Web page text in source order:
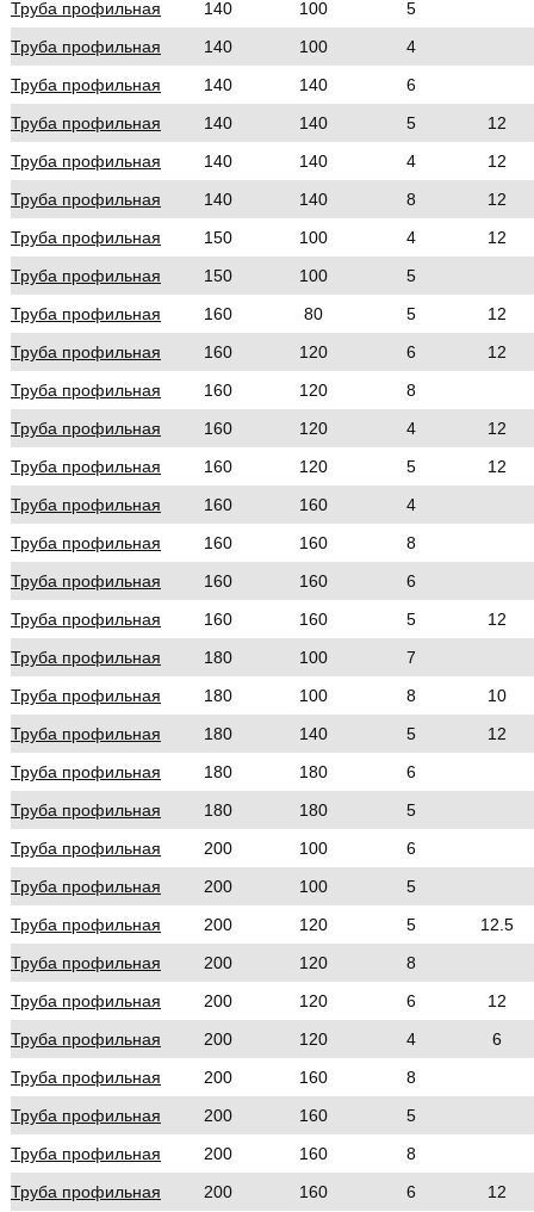
Труба профильная 140 100
5
Труба профильная
140 100
4
Труба профильная
140 140
6
Труба профильная
140 140 5
12
Труба профильная
140 140 4
12
Труба профильная
140 140 8
12
Труба профильная
150 100 4
12
Труба профильная
150 100
5
Труба профильная
160 80 5
12
Труба профильная
160 120 6
12
Труба профильная
160 120
8
Труба профильная
160 120 4
12
Труба профильная
160 120 5
12
Труба профильная
160 160
4
Труба профильная
160 160
8
Труба профильная
160 160
6
Труба профильная
160 160 5
12
Труба профильная
180 100
7
Труба профильная
180 100 8
10
Труба профильная
180 140 5
12
Труба профильная
180 180
6
Труба профильная
180 180
5
Труба профильная
200 100
6
Труба профильная
200 100
5
Труба профильная
200 120 5
12.5
Труба профильная
200 120
8
Труба профильная
200 120 6
12
Труба профильная
200 120 4
6
Труба профильная
200 160
8
Труба профильная
200 160
5
Труба профильная
200 160
8
Труба профильная
200 160 6
12